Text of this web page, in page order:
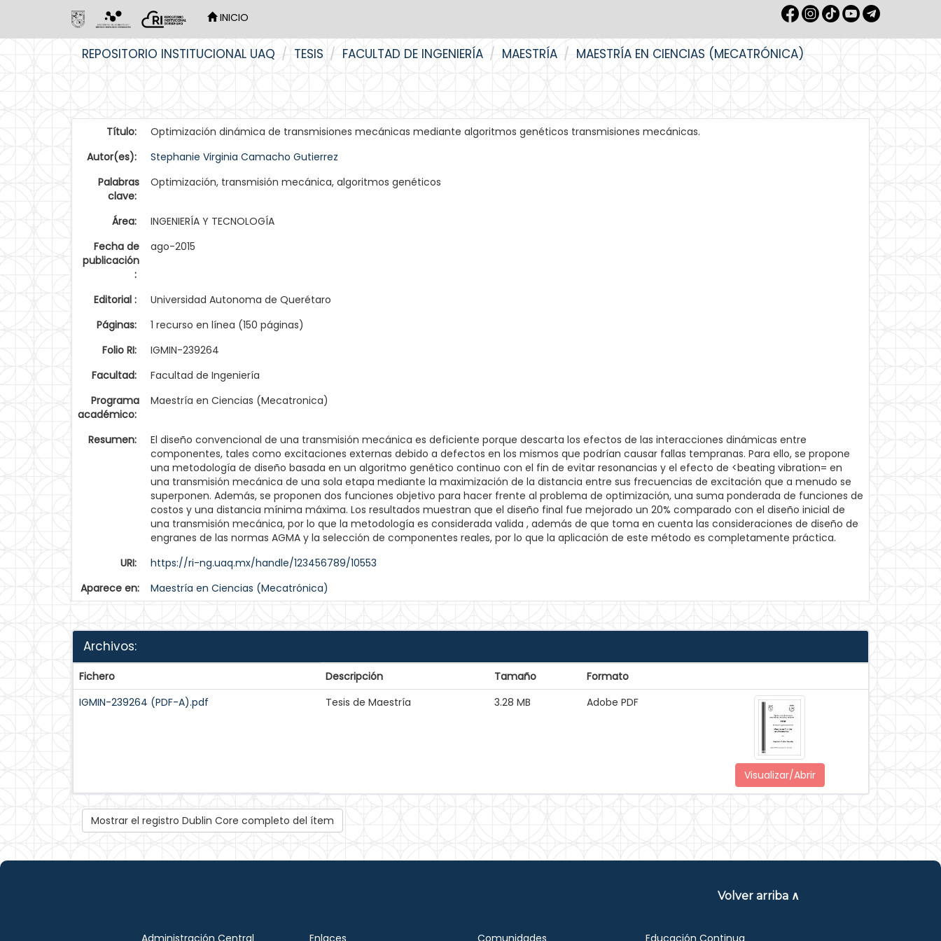
INICIO
REPOSITORIO INSTITUCIONAL UAQ TESIS FACULTAD DE INGENIERÍA MAESTRÍA MAESTRÍA EN CIENCIAS (MECATRÓNICA)
Título:
Optimización dinámica de transmisiones mecánicas mediante algoritmos genéticos transmisiones mecánicas.
Autor(es):
Stephanie Virginia Camacho Gutierrez
Palabras
clave:
Optimización, transmisión mecánica, algoritmos genéticos
Área:
INGENIERÍA Y TECNOLOGÍA
Fecha de
publicación
:
ago-2015
Editorial :
Universidad Autonoma de Querétaro
Páginas:
1 recurso en línea (150 páginas)
Folio RI:
IGMIN-239264
Facultad:
Facultad de Ingeniería
Programa
académico:
Maestría en Ciencias (Mecatronica)
Resumen:
El diseño convencional de una transmisión mecánica es deficiente porque descarta los efectos de las interacciones dinámicas entre
componentes, tales como excitaciones externas debido a defectos en los mismos que podrían causar fallas tempranas. Para ello, se propone
una metodología de diseño basada en un algoritmo genético continuo con el fin de evitar resonancias y el efecto de <beating vibration= en
una transmisión mecánica de una sola etapa mediante la maximización de la distancia entre sus frecuencias de excitación que a menudo se
superponen. Además, se proponen dos funciones objetivo para hacer frente al problema de optimización, una suma ponderada de funciones de
costos y una distancia mínima máxima. Los resultados muestran que el diseño final fue mejorado un 20% comparado con el diseño inicial de
una transmisión mecánica, por lo que la metodología es considerada valida , además de que toma en cuenta las consideraciones de diseño de
engranes de las normas AGMA y la selección de componentes reales, por lo que la aplicación de este método es completamente práctica.
URI:
https://ri-ng.uaq.mx/handle/123456789/10553
Aparece en:
Maestría en Ciencias (Mecatrónica)
Archivos:
Fichero Descripción Tamaño
Formato
IGMIN-239264 (PDF-A).pdf
Tesis de Maestría 3.28 MB Adobe PDF
Visualizar/Abrir
Mostrar el registro Dublin Core completo del ítem
Volver arriba ∧
Administración Central Enlaces Comunidades Educación Continua